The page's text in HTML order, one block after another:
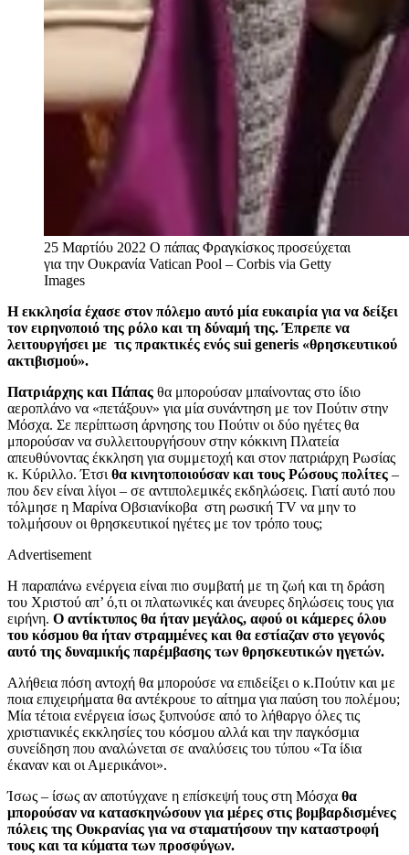
25 Μαρτίόυ 2022 Ο πάπας Φραγκίσκος προσεύχεται
για την Ουκρανία Vatican Pool – Corbis via Getty
Images
Η εκκλησία έχασε στον πόλεμο αυτό μία ευκαιρία για να δείξει
τον ειρηνοποιό της ρόλο και τη δύναμή της. Έπρεπε να
λειτουργήσει με τις πρακτικές ενός sui generis «θρησκευτικού
ακτιβισμού».
Πατριάρχης και Πάπας θα μπορούσαν μπαίνοντας στο ίδιο
αεροπλάνο να «πετάξουν» για μία συνάντηση με τον Πούτιν στην
Μόσχα. Σε περίπτωση άρνησης του Πούτιν οι δύο ηγέτες θα
μπορούσαν να συλλειτουργήσουν στην κόκκινη Πλατεία
απευθύνοντας έκκληση για συμμετοχή και στον πατριάρχη Ρωσίας
κ. Κύριλλο. Έτσι θα κινητοποιούσαν και τους Ρώσους πολίτες –
που δεν είναι λίγοι – σε αντιπολεμικές εκδηλώσεις. Γιατί αυτό που
τόλμησε η Μαρίνα Οβσιανίκοβα στη ρωσική TV να μην το
τολμήσουν οι θρησκευτικοί ηγέτες με τον τρόπο τους;
Advertisement
Η παραπάνω ενέργεια είναι πιο συμβατή με τη ζωή και τη δράση
του Χριστού απ’ ό,τι οι πλατωνικές και άνευρες δηλώσεις τους για
ειρήνη. Ο αντίκτυπος θα ήταν μεγάλος, αφού οι κάμερες όλου
του κόσμου θα ήταν στραμμένες και θα εστίαζαν στο γεγονός
αυτό της δυναμικής παρέμβασης των θρησκευτικών ηγετών.
Αλήθεια πόση αντοχή θα μπορούσε να επιδείξει ο κ.Πούτιν και με
ποια επιχειρήματα θα αντέκρουε το αίτημα για παύση του πολέμου;
Μία τέτοια ενέργεια ίσως ξυπνούσε από το λήθαργο όλες τις
χριστιανικές εκκλησίες του κόσμου αλλά και την παγκόσμια
συνείδηση που αναλώνεται σε αναλύσεις του τύπου «Τα ίδια
έκαναν και οι Αμερικάνοι».
Ίσως – ίσως αν αποτύγχανε η επίσκεψή τους στη Μόσχα θα
μπορούσαν να κατασκηνώσουν για μέρες στις βομβαρδισμένες
πόλεις της Ουκρανίας για να σταματήσουν την καταστροφή
τους και τα κύματα των προσφύγων.